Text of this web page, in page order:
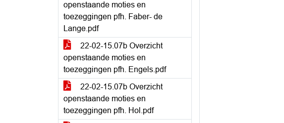
openstaande moties en
toezeggingen pfh. Faber- de
Lange.pdf
22-02-15.07b Overzicht
openstaande moties en
toezeggingen pfh. Engels.pdf
22-02-15.07b Overzicht
openstaande moties en
toezeggingen pfh. Hol.pdf